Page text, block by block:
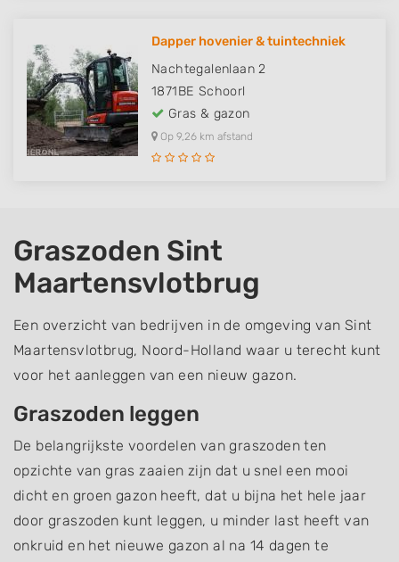
Dapper hovenier & tuintechniek
Nachtegalenlaan 2
1871BE Schoorl
Gras & gazon
Op 9,26 km afstand
Graszoden Sint
Maartensvlotbrug
Een overzicht van bedrijven in de omgeving van Sint
Maartensvlotbrug, Noord-Holland waar u terecht kunt
voor het aanleggen van een nieuw gazon.
Graszoden leggen
De belangrijkste voordelen van graszoden ten
opzichte van gras zaaien zijn dat u snel een mooi
dicht en groen gazon heeft, dat u bijna het hele jaar
door graszoden kunt leggen, u minder last heeft van
onkruid en het nieuwe gazon al na 14 dagen te